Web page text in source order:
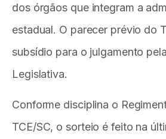
dos órgãos que integram a
estadual. O parecer prévio do
subsídio para o julgamento
Legislativa.
Conforme disciplina o
TCE/SC, o sorteio é feito na